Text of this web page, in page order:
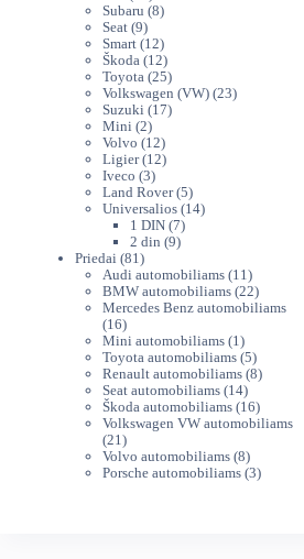
produktų
Subaru 88
Seat 99
produktai
Smart 1212
produktų
Škoda 1212
produktų
Toyota 2525
produktai
Volkswagen (VW) 2323
Suzuki 1717
Mini 22
produktai
Volvo 1212
produktų
Ligier 1212
Iveco 33
produktai
Land Rover 55
produktai
Universalios 1414
1 DIN 77
produktai
2 din 99
Priedai 81 81
produktas
Audi automobiliams 11 11
produktų
BMW automobiliams 2222
produktai
Mercedes Benz automobiliams
1616
produktų
Mini automobiliams 1 1
produktas
Toyota automobiliams 55
produktai
Renault automobiliams 88
Seat automobiliams 1414
produktų
Škoda automobiliams 1616
produktų
Volkswagen VW automobiliams
21 21
produktas
Volvo automobiliams 88
produktai
Porsche automobiliams 33